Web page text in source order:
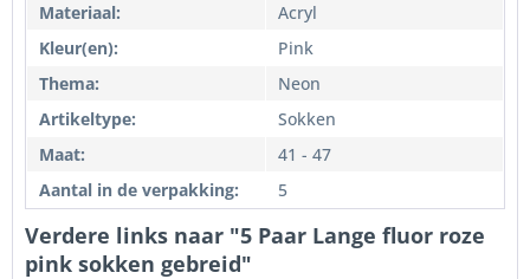
Materiaal:
Acryl
Kleur(en):
Pink
Thema:
Neon
Artikeltype:
Sokken
Maat:
41 - 47
Aantal in de verpakking:
5
Verdere links naar "5 Paar Lange fluor roze
pink sokken gebreid"